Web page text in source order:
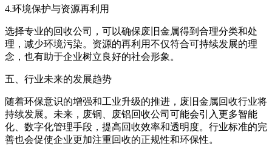
4.环境保护与资源再利用
选择专业的回收公司，可以确保废旧金属得到合理分类和处
理，减少环境污染。资源的再利用不仅符合可持续发展的理
念，也有助于企业树立良好的社会形象。
五、行业未来的发展趋势
随着环保意识的增强和工业升级的推进，废旧金属回收行业将
持续发展。未来，废铜、废铝回收公司可能会引入更多智能
化、数字化管理手段，提高回收效率和透明度。行业标准的完
善也会促使企业更加注重回收的正规性和环保性。